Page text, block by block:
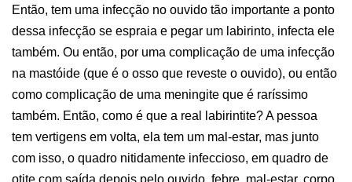
Então, tem uma infecção no ouvido tão importante a ponto
dessa infecção se espraia e pegar um labirinto, infecta ele
também. Ou então, por uma complicação de uma infecção
na mastóide (que é o osso que reveste o ouvido), ou então
como complicação de uma meningite que é raríssimo
também. Então, como é que a real labirintite? A pessoa
tem vertigens em volta, ela tem um mal-estar, mas junto
com isso, o quadro nitidamente infeccioso, em quadro de
otite com saída depois pelo ouvido, febre, mal-estar, corpo